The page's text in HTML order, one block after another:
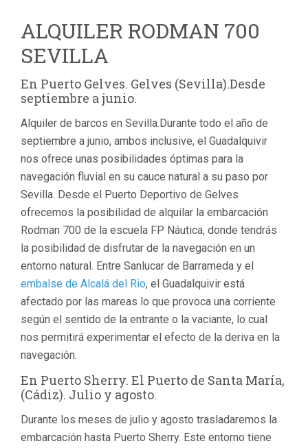
ALQUILER RODMAN 700
SEVILLA
En Puerto Gelves. Gelves (Sevilla).Desde
septiembre a junio.
Alquiler de barcos en Sevilla.Durante todo el año de
septiembre a junio, ambos inclusive, el Guadalquivir
nos ofrece unas posibilidades óptimas para la
navegación fluvial en su cauce natural a su paso por
Sevilla. Desde el Puerto Deportivo de Gelves
ofrecemos la posibilidad de alquilar la embarcación
Rodman 700 de la escuela FP Náutica, donde tendrás
la posibilidad de disfrutar de la navegación en un
entorno natural. Entre Sanlucar de Barrameda y el
embalse de Alcalá del Rio, el Guadalquivir está
afectado por las mareas lo que provoca una corriente
según el sentido de la entrante o la vaciante, lo cual
nos permitirá experimentar el efecto de la deriva en la
navegación.
En Puerto Sherry. El Puerto de Santa María,
(Cádiz). Julio y agosto.
Durante los meses de julio y agosto trasladaremos la
embarcación hasta Puerto Sherry. Este entorno tiene